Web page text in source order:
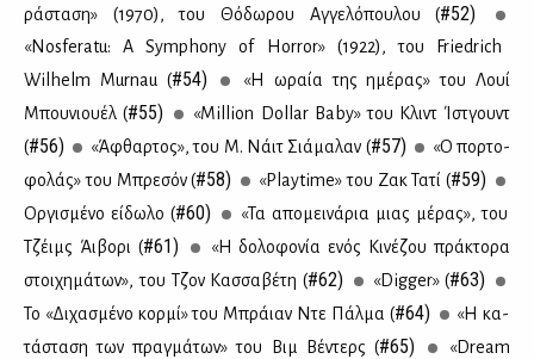
ρά­στα­ση» (1970), του Θό­δω­ρου Αγ­γε­λό­που­λου (#52)
«Nosferatu: A Symphony of Horror» (1922), του Friedrich
Wilhelm Murnau (#54)
«Η ωραία της ημέ­ρας» του Λουί
Μπου­νιου­έλ (#55)
«Million Dollar Baby» του Κλιντ Ίστ­γουντ
(#56) «Άφθαρ­τος», του Μ. Νάιτ Σιά­μα­λαν (#57)
«Ο πορ­το­
φο­λάς» του Μπρε­σόν (#58) «Playtime» του Ζακ Τα­τί (#59)
Ορ­γι­σμέ­νο εί­δω­λο (#60)
«Τα απο­μει­νά­ρια μιας μέ­ρας», του
Τζέιμς Άι­βο­ρι (#61)
«Η δο­λο­φο­νία ενός Κι­νέ­ζου πρά­κτο­ρα
στοι­χη­μά­των», του Τζον Κασ­σα­βέ­τη (#62) «Digger» (#63)
Το «Δι­χα­σμέ­νο κορ­μί» του Μπράιαν Ντε Πάλ­μα (#64)
«Η κα­
τά­στα­ση των πραγ­μά­των» του Βιμ Βέ­ντερς (#65)
«Dream